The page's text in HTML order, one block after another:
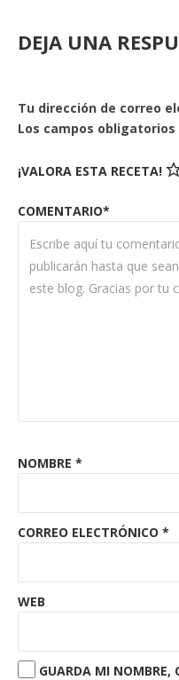
DEJA UNA
Tu dirección de correo
Los campos
¡VALORA ESTA RECETA!
COMENTARIO*
NOMBRE *
CORREO ELECTRÓNICO *
WEB
GUARDA MI NOMBRE,